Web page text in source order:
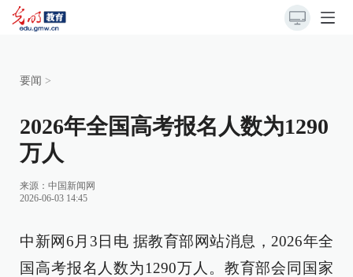
要闻 >
2026年全国高考报名人数为1290
万人
来源： 中国新闻网
2026-06-03 14:45
中新网6月3日电 据教育部网站消息，2026年全
国高考报名人数为1290万人。教育部会同国家